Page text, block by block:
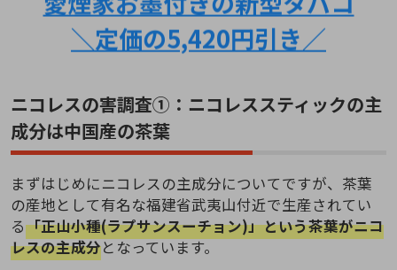
＼定価の5,420円引き／
ニコレスの害調査①：ニコレススティックの主
成分は中国産の茶葉
まずはじめにニコレスの主成分についてですが、茶葉
の産地として有名な福建省武夷山付近で生産されてい
る「正山小種(ラプサンスーチョン)」という茶葉がニコ
レスの主成分となっています。